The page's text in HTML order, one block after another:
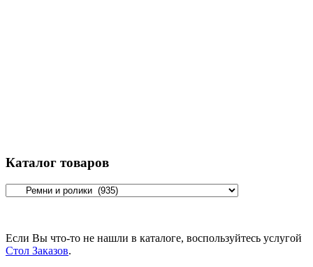
Каталог товаров
Если Вы что-то не нашли в каталоге, воспользуйтесь услугой
Стол Заказов.